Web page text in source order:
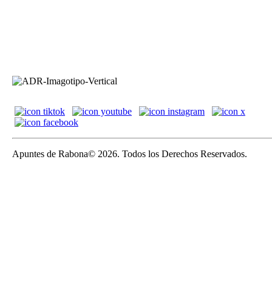
Apuntes de Rabona© 2026. Todos los Derechos Reservados.